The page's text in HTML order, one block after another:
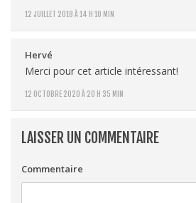
12 JUILLET 2018 À 14 H 10 MIN
Hervé
12 OCTOBRE 2020 À 20 H 35 MIN
Merci pour cet article intéressant!
LAISSER UN COMMENTAIRE
Commentaire